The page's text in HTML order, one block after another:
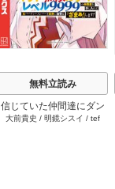
無料立読み
信じていた仲間達にダン
ジョン奥地で殺されかけ
大前貴史 / 明鏡シスイ / tef